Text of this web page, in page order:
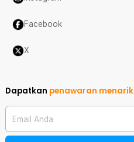
Facebook
X
Dapatkan penawaran menarik
Email Anda